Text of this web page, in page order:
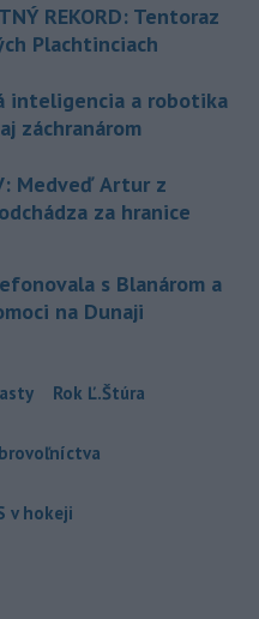
REKORD: Tentoraz
Plachtinciach
inteligencia a robotika
záchranárom
Medveď Artur z
za hranice
s Blanárom a
na Dunaji
Rok Ľ.Štúra
v hokeji